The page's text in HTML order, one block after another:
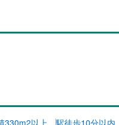
330m2以上
駅徒歩10分以内